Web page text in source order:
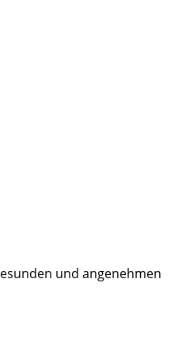
und angenehmen